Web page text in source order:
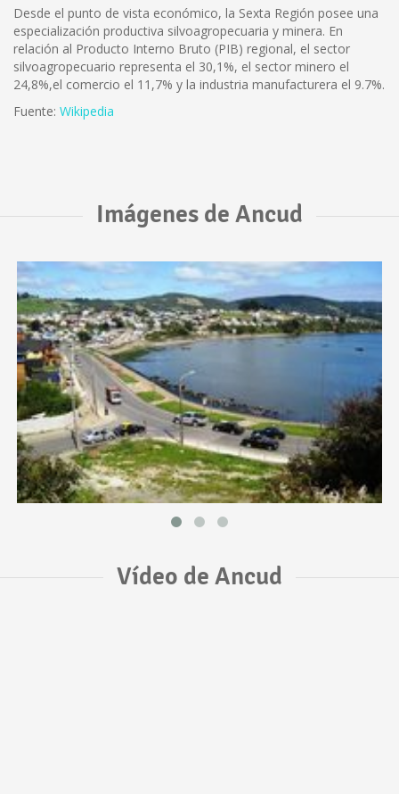
Desde el punto de vista económico, la Sexta Región posee una
especialización productiva silvoagropecuaria y minera. En
relación al Producto Interno Bruto (PIB) regional, el sector
silvoagropecuario representa el 30,1%, el sector minero el
24,8%,el comercio el 11,7% y la industria manufacturera el 9.7%.
Fuente: Wikipedia
Imágenes de Ancud
Vídeo de Ancud